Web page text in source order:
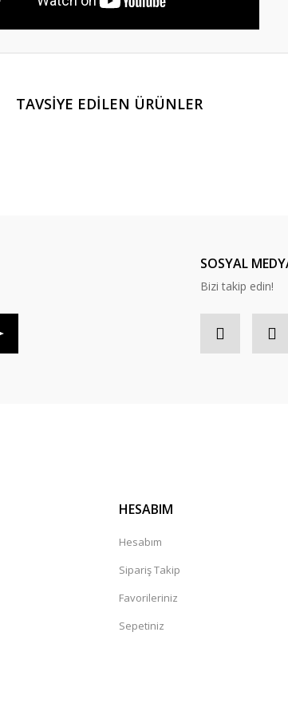
Bu ürüne ilk yorumu siz yapın!
TAVSİYE EDİLEN ÜRÜNLER
SOSYAL
Bizi takip edin!
HESABIM
Hesabım
Sipariş Takip
Favorileriniz
Sepetiniz